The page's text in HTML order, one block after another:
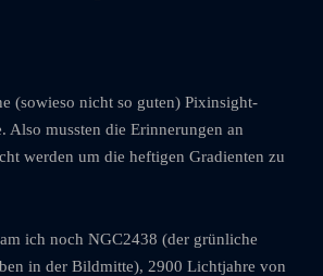
(sowieso nicht so guten) Pixinsight-
Also mussten die Erinnerungen an
werden um die heftigen Gradienten zu
ich noch NGC2438 (der grünliche
in der Bildmitte), 2900 Lichtjahre von